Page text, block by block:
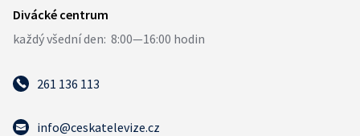
261 136 113
info@ceskatelevize.cz